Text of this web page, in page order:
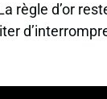
règle d’or